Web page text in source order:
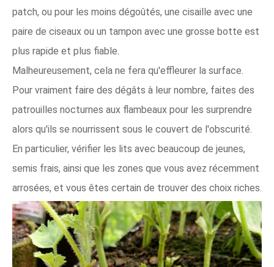
patch, ou pour les moins dégoûtés, une cisaille avec une
paire de ciseaux ou un tampon avec une grosse botte est
plus rapide et plus fiable.
Malheureusement, cela ne fera qu'effleurer la surface.
Pour vraiment faire des dégâts à leur nombre, faites des
patrouilles nocturnes aux flambeaux pour les surprendre
alors qu'ils se nourrissent sous le couvert de l'obscurité.
En particulier, vérifier les lits avec beaucoup de jeunes,
semis frais, ainsi que les zones que vous avez récemment
arrosées, et vous êtes certain de trouver des choix riches.